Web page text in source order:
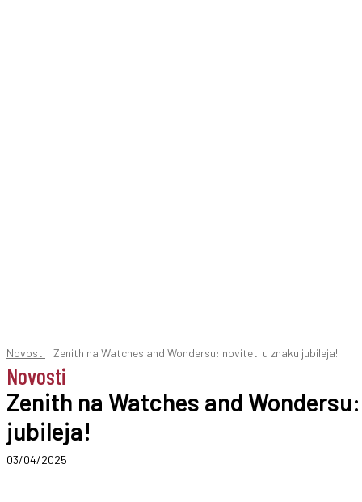
Novosti Zenith na Watches and Wondersu: noviteti u znaku jubileja!
Novosti
Zenith na Watches and
jubileja!
03/04/2025